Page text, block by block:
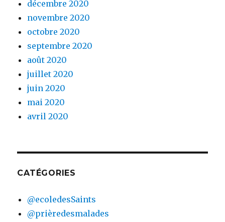
décembre 2020
novembre 2020
octobre 2020
septembre 2020
août 2020
juillet 2020
juin 2020
mai 2020
avril 2020
CATÉGORIES
@ecoledesSaints
@prièredesmalades